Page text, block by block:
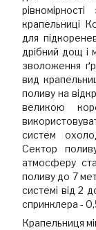
крапельниці
для
дрібний дощ і
зволоження
вид
поливу на
великою
систем
Сектор
атмосферу
поливу до 7
системі від 2
спринклера -
Крапельниця